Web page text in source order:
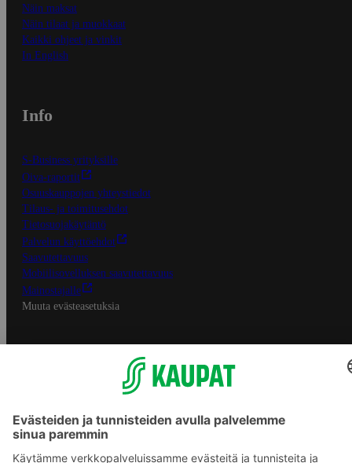
Näin maksat
Näin tilaat ja muokkaat
Kaikki ohjeet ja vinkit
In English
Info
S-Business yrityksille
Oiva-raportit
Osuuskauppojen yhteystiedot
Tilaus- ja toimitusehdot
Tietosuojakäytäntö
Palvelun käyttöehdot
Saavutettavuus
Mobiilisovelluksen saavutettavuus
Mainostajalle
Muuta evästeasetuksia
S-ryhmän palvelut
Asiakasomistajuus